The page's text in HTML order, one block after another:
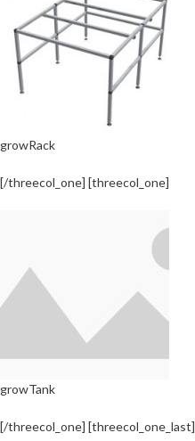
growRack
[/threecol_one] [threecol_one]
growTank
[/threecol_one] [threecol_one_last]